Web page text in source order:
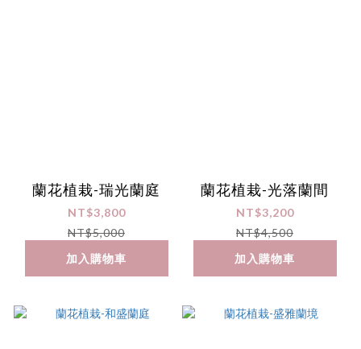
蘭花植栽-瑞光蘭庭
NT$3,800
NT$5,000
加入購物車
蘭花植栽-光落蘭間
NT$3,200
NT$4,500
加入購物車